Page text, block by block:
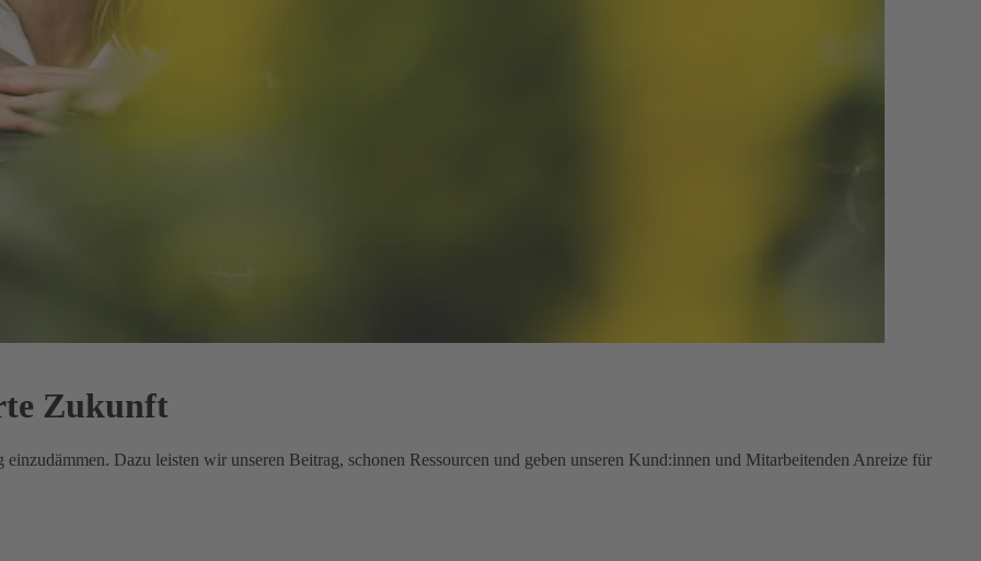
Zukunft
Dazu leisten wir unseren Beitrag, schonen Ressourcen und geben unseren Kund:innen und Mitarbeitenden Anreize für